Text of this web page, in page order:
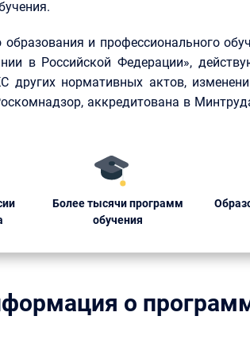
и профессионального
в Российской Федерации»,
нормативных актов,
аккредитована в
Более тысячи программ
обучения
о